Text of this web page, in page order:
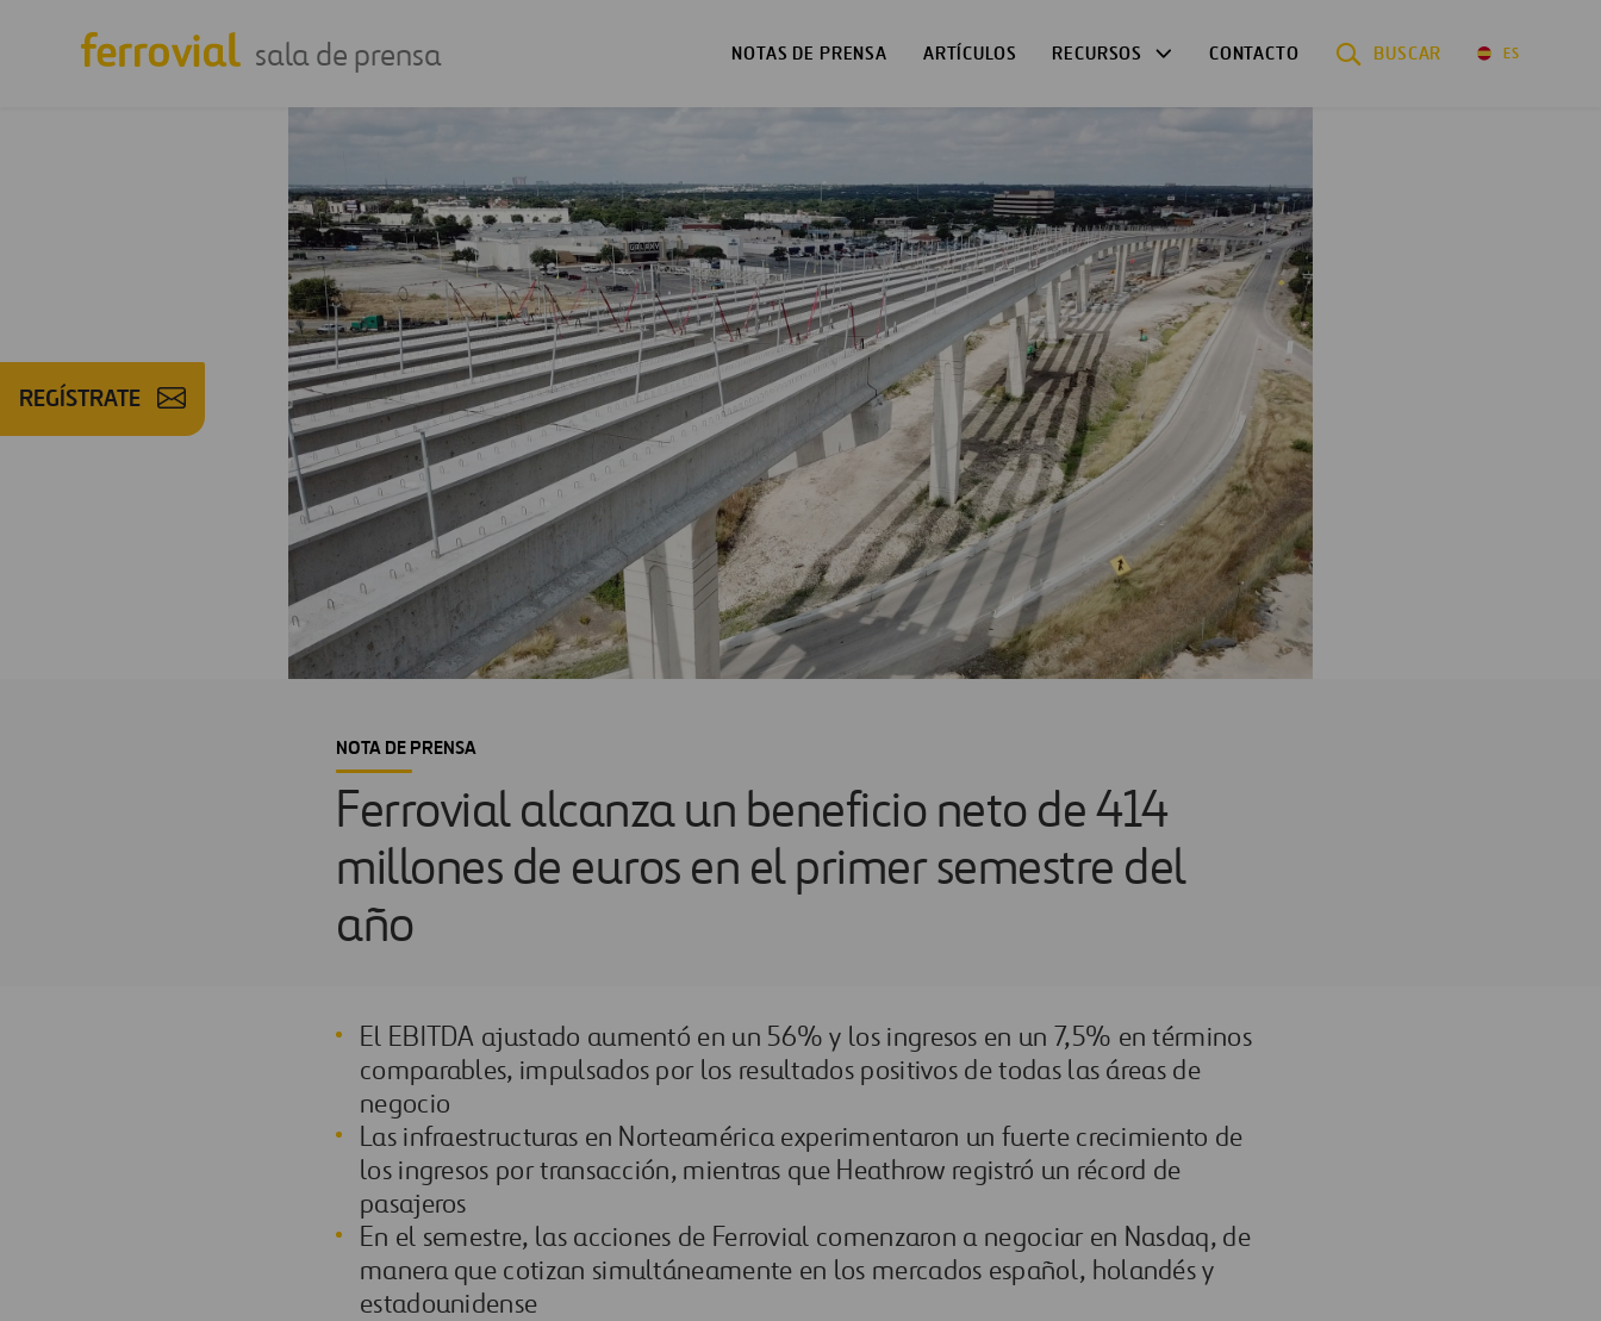
sala de prensa NOTAS DE PRENSA ARTÍCULOS RECURSOS CONTACTO BUSCAR ES
REGÍSTRATE
NOTA DE PRENSA
Ferrovial alcanza un beneficio neto de 414
millones de euros en el primer semestre del
año
El EBITDA ajustado aumentó en un 56% y los ingresos en un 7,5% en términos
comparables, impulsados por los resultados positivos de todas las áreas de
negocio
Las infraestructuras en Norteamérica experimentaron un fuerte crecimiento de
los ingresos por transacción, mientras que Heathrow registró un récord de
pasajeros
En el semestre, las acciones de Ferrovial comenzaron a negociar en Nasdaq, de
manera que cotizan simultáneamente en los mercados español, holandés y
estadounidense